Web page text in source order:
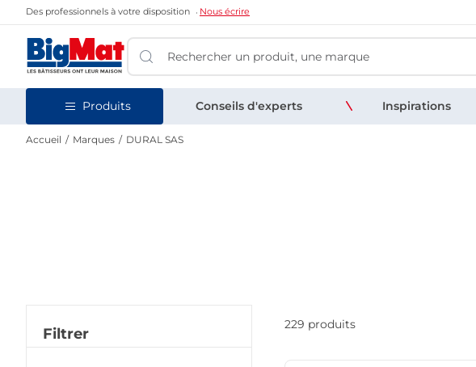
Des professionnels à votre disposition Nous écrire
Produits Conseils d'experts Inspirations
Accueil Marques DURAL SAS
Filtrer
229 produits